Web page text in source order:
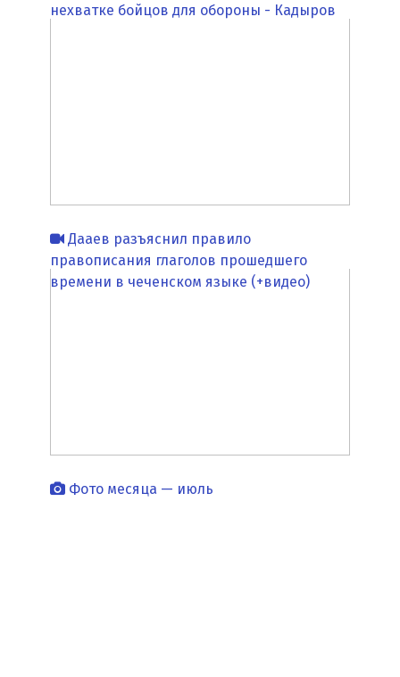
нехватке бойцов для обороны - Кадыров
Дааев разъяснил правило
правописания глаголов прошедшего
времени в чеченском языке (+видео)
Фото месяца — июль